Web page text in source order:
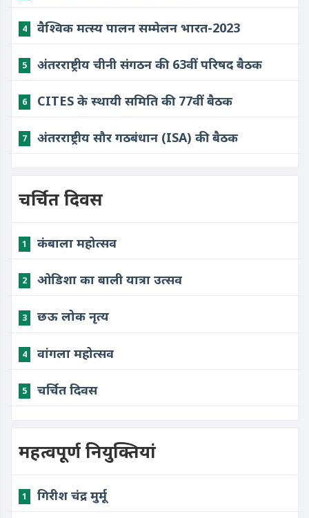
4 वैश्विक मत्स्य पालन सम्मेलन भारत-2023
5 अंतरराष्ट्रीय चीनी संगठन की 63वीं परिषद बैठक
6 CITES के स्थायी समिति की 77वीं बैठक
7 अंतरराष्ट्रीय सौर गठबंधान (ISA) की बैठक
चर्चित दिवस
1 कंबाला महोत्सव
2 ओडिशा का बाली यात्रा उत्सव
3 छऊ लोक नृत्य
4 वांगला महोत्सव
5 चर्चित दिवस
महत्वपूर्ण नियुक्तियां
1 गिरीश चंद्र मुर्मू